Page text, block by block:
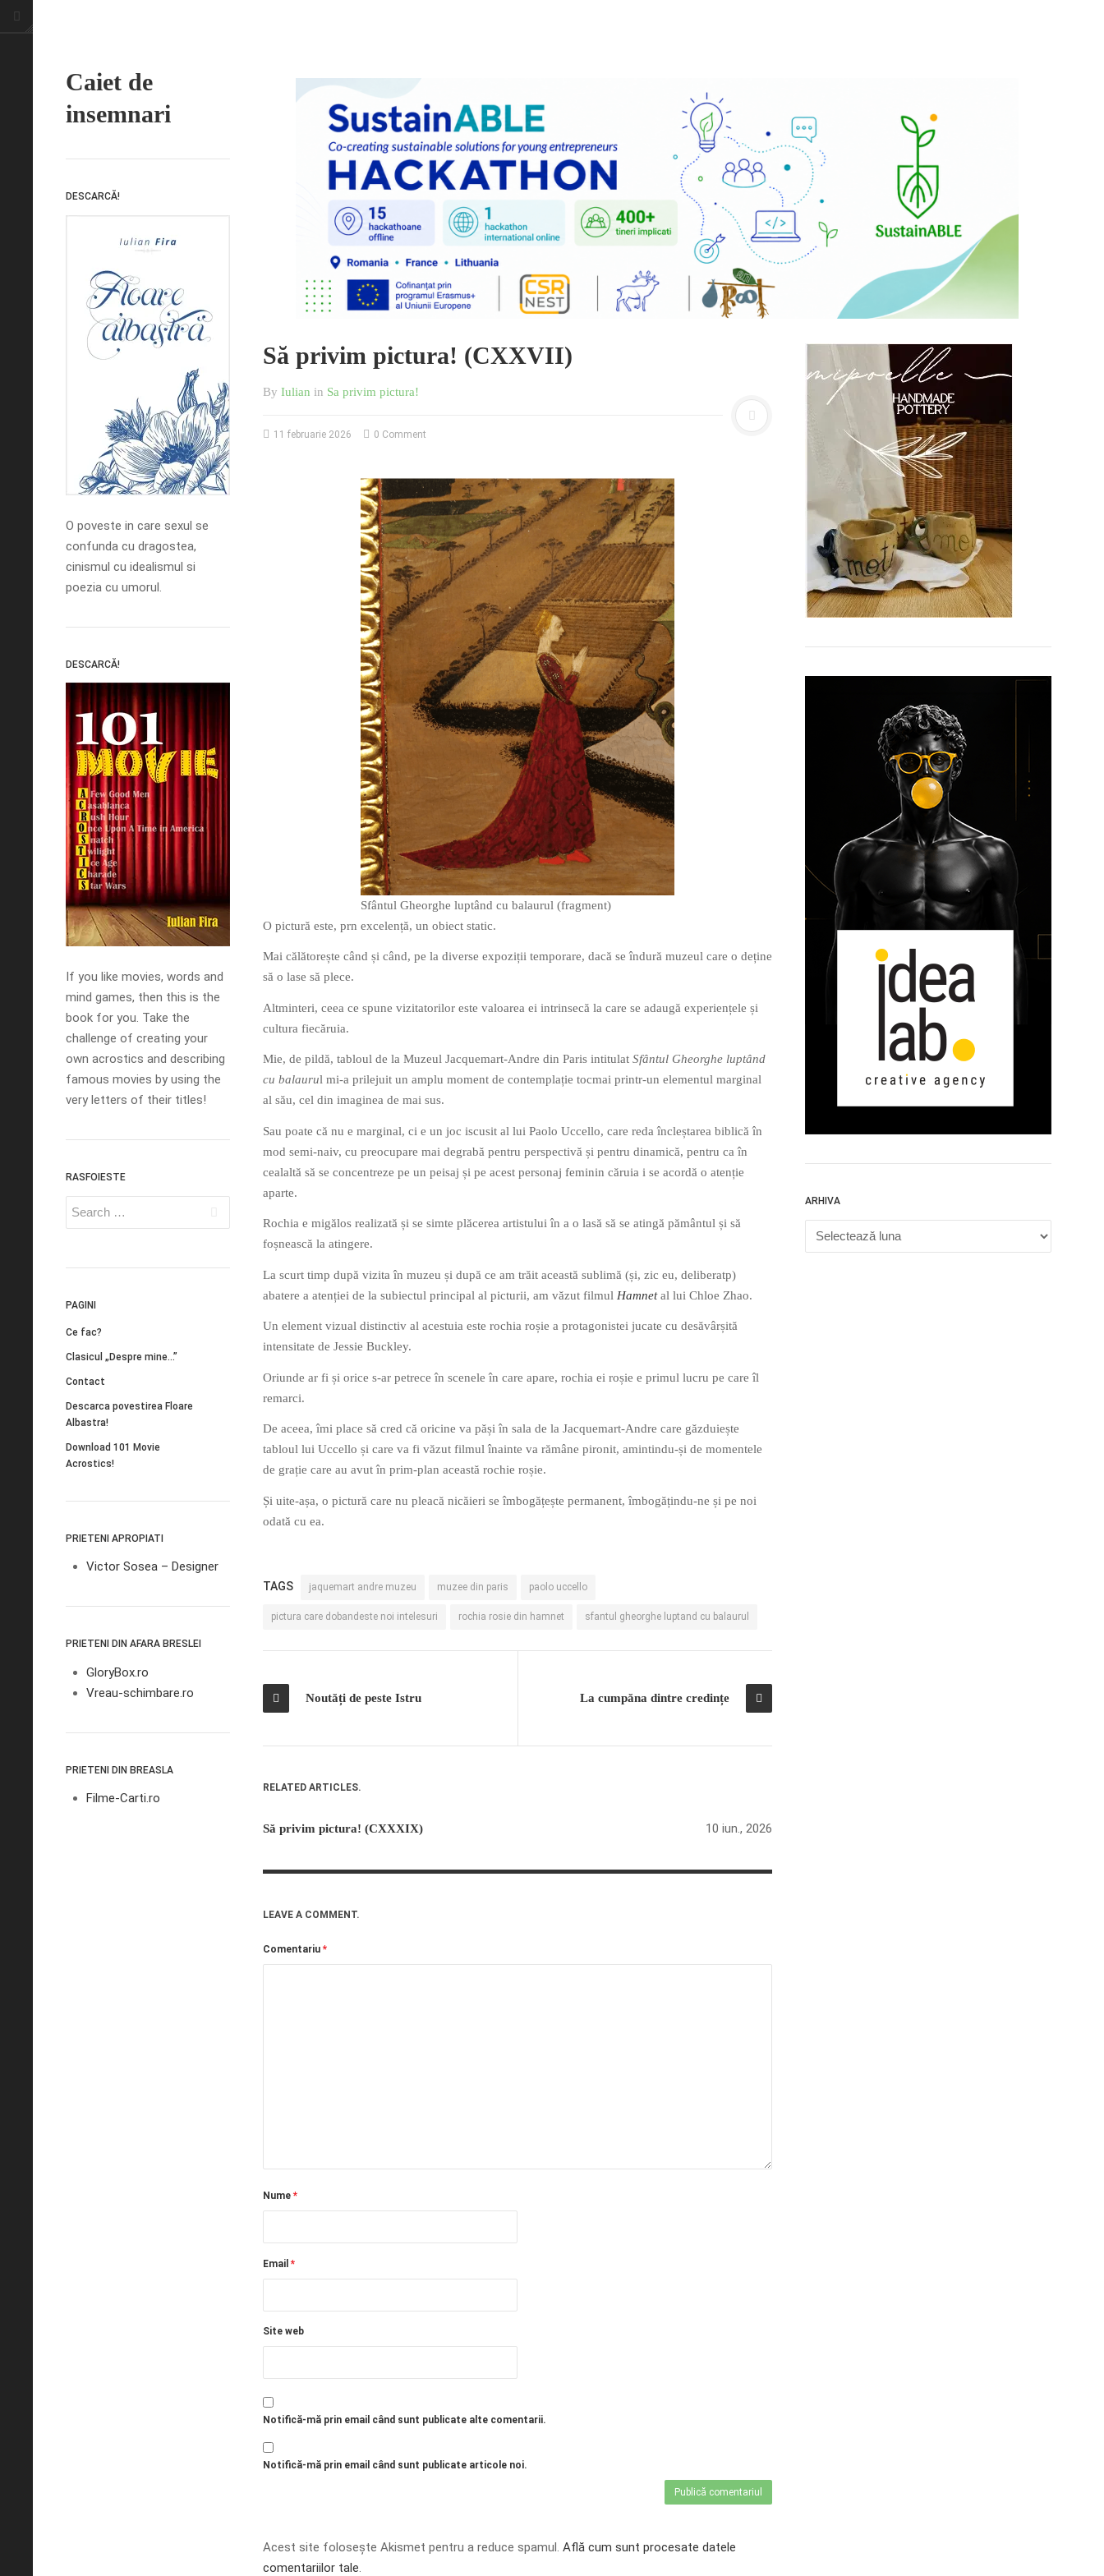
Caiet de
insemnari
DESCARCĂ!
O poveste in care sexul se
confunda cu dragostea,
cinismul cu idealismul si
poezia cu umorul.
DESCARCĂ!
If you like movies, words and
mind games, then this is the
book for you. Take the
challenge of creating your
own acrostics and describing
famous movies by using the
very letters of their titles!
RASFOIESTE
PAGINI
Ce fac?
Clasicul „Despre mine…”
Contact
Descarca povestirea Floare
Albastra!
Download 101 Movie
Acrostics!
PRIETENI APROPIATI
Victor Sosea – Designer
PRIETENI DIN AFARA BRESLEI
GloryBox.ro
Vreau-schimbare.ro
PRIETENI DIN BREASLA
Filme-Carti.ro
Să privim pictura! (CXXVII)
By Iulian in Sa privim pictura!
11 februarie 2026 0 Comment
Sfântul Gheorghe luptând cu balaurul (fragment)
O pictură este, prn excelență, un obiect static.
Mai călătorește când și când, pe la diverse expoziții temporare, dacă se îndură muzeul care o deține
să o lase să plece.
Altminteri, ceea ce spune vizitatorilor este valoarea ei intrinsecă la care se adaugă experiențele și
cultura fiecăruia.
Mie, de pildă, tabloul de la Muzeul Jacquemart-Andre din Paris intitulat Sfântul Gheorghe luptând
cu balaurul mi-a prilejuit un amplu moment de contemplație tocmai printr-un elementul marginal
al său, cel din imaginea de mai sus.
Sau poate că nu e marginal, ci e un joc iscusit al lui Paolo Uccello, care reda încleștarea biblică în
mod semi-naiv, cu preocupare mai degrabă pentru perspectivă și pentru dinamică, pentru ca în
cealaltă să se concentreze pe un peisaj și pe acest personaj feminin căruia i se acordă o atenție
aparte.
Rochia e migălos realizată și se simte plăcerea artistului în a o lasă să se atingă pământul și să
foșnească la atingere.
La scurt timp după vizita în muzeu și după ce am trăit această sublimă (și, zic eu, deliberatp)
abatere a atenției de la subiectul principal al picturii, am văzut filmul Hamnetal lui Chloe Zhao.
Un element vizual distinctiv al acestuia este rochia roșie a protagonistei jucate cu desăvârșită
intensitate de Jessie Buckley.
Oriunde ar fi și orice s-ar petrece în scenele în care apare, rochia ei roșie e primul lucru pe care îl
remarci.
De aceea, îmi place să cred că oricine va păși în sala de la Jacquemart-Andre care găzduiește
tabloul lui Uccello și care va fi văzut filmul înainte va rămâne pironit, amintindu-și de momentele
de grație care au avut în prim-plan această rochie roșie.
Și uite-așa, o pictură care nu pleacă nicăieri se îmbogățește permanent, îmbogățindu-ne și pe noi
odată cu ea.
TAGS jaquemart andre muzeu muzee din paris paolo uccello
pictura care dobandeste noi intelesuri rochia rosie din hamnet sfantul gheorghe luptand cu balaurul
Noutăți de peste Istru La cumpăna dintre credințe
RELATED ARTICLES.
Să privim pictura! (CXXXIX) 10 iun., 2026
LEAVE A COMMENT.
Comentariu *
Nume *
Email *
Site web
Notifică-mă prin email când sunt publicate alte comentarii.
Notifică-mă prin email când sunt publicate articole noi.
Acest site folosește Akismet pentru a reduce spamul. Află cum sunt procesate datele
comentariilor tale
ARHIVA
Arhiva